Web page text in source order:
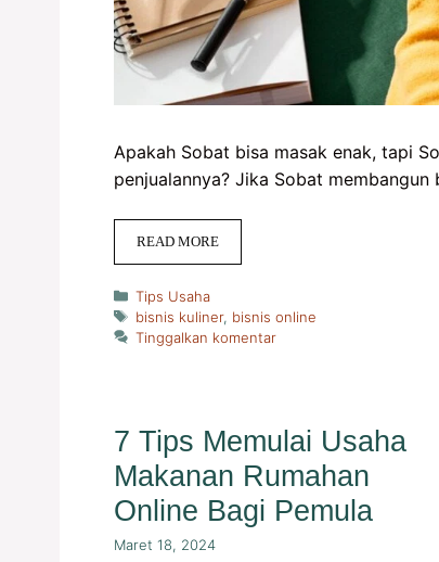
Apakah Sobat bisa masak enak, tapi
penjualannya? Jika Sobat
READ MORE
Kategori
Tips Usaha
Tag
bisnis kuliner, bisnis online
Tinggalkan komentar
7 Tips Memulai Usaha
Makanan Rumahan
Online Bagi Pemula
Maret 18, 2024